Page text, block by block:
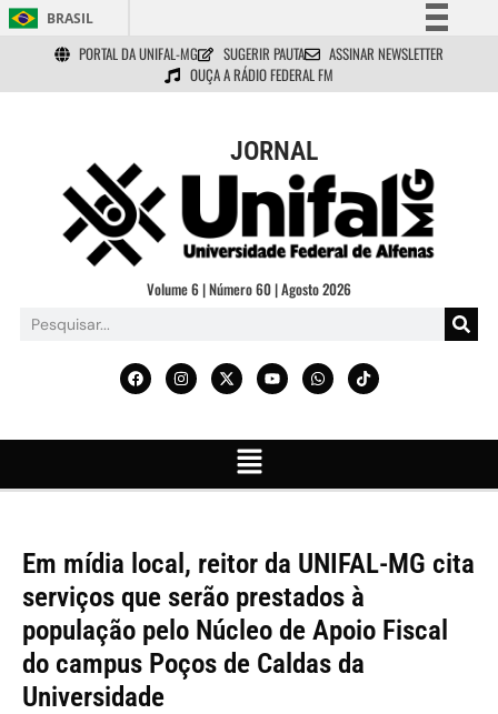
BRASIL
Simplifique!
Comunica BR
Acesso à informação
Legislação
Canais
PORTAL DA UNIFAL-MG SUGERIR PAUTA
ASSINAR NEWSLETTER
OUÇA A RÁDIO FEDERAL FM
JORNAL
Volume 6 | Número 60 | Agosto 2026
Em mídia local, reitor da UNIFAL-MG cita
serviços que serão prestados à
população pelo Núcleo de Apoio Fiscal
do campus Poços de Caldas da
Universidade